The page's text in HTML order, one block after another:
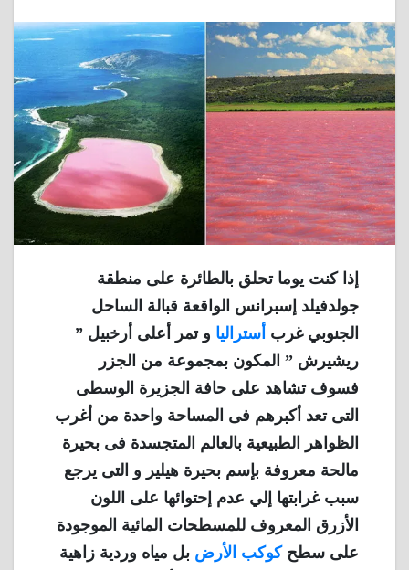
إذا كنت يوما تحلق بالطائرة على منطقة
جولدفيلد إسبرانس الواقعة قبالة الساحل
الجنوبي غرب أستراليا و تمر أعلى أرخبيل ”
ريشيرش ” المكون بمجموعة من الجزر
فسوف تشاهد على حافة الجزيرة الوسطى
التى تعد أكبرهم فى المساحة واحدة من أغرب
الظواهر الطبيعية بالعالم المتجسدة فى بحيرة
مالحة معروفة بإسم بحيرة هيلير و التى يرجع
سبب غرابتها إلي عدم إحتوائها على اللون
الأزرق المعروف للمسطحات المائية الموجودة
على سطحكوكب الأرض بل مياه وردية زاهية